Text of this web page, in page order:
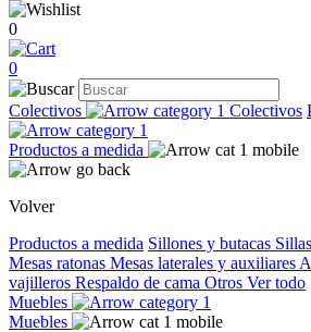
0
0
Colectivos Colectivos
Productos a medida
Volver
Productos a medida Sillones y butacas Sillas
Mesas ratonas Mesas laterales y auxiliares
vajilleros Respaldo de cama Otros Ver todo
Muebles
Muebles